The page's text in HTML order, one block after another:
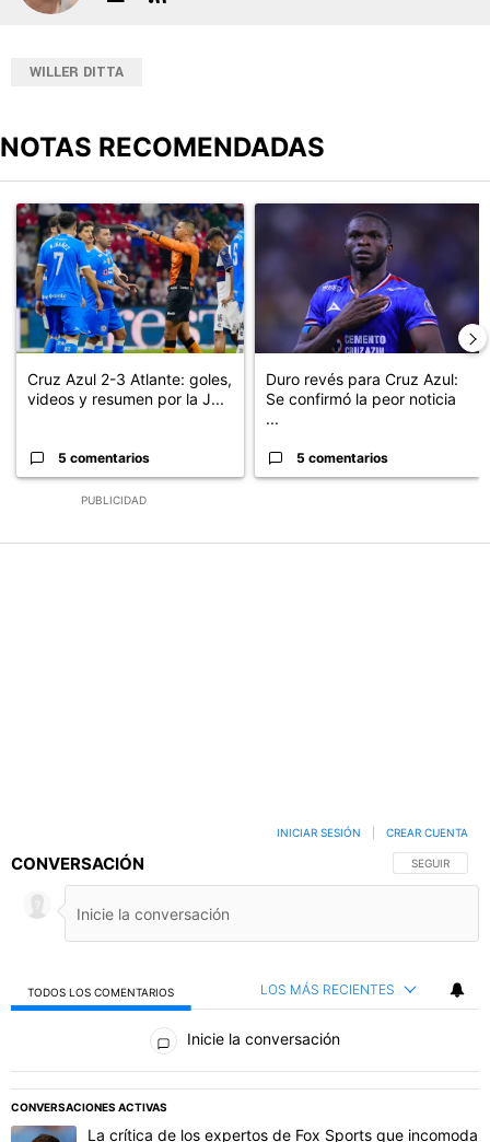
WILLER DITTA
NOTAS RECOMENDADAS
PUBLICIDAD
Un artículo de tendencia con el título "Cruz Azul 2-3 Atlante:
Cruz Azul 2-3 Atlante: goles,
videos y resumen por la J...
5 comentarios
Un artículo de tendencia con
Duro revés para Cruz Azul:
Se confirmó la peor noticia
...
5 comentarios
CONVERSACIÓN SIGA ESTA
SEGUIR
INICIAR SESIÓN CREAR CUENTA
TODOS LOS COMENTARIOS LOS MÁS RECIENTES
Todos los comentarios
Inicie la conversación